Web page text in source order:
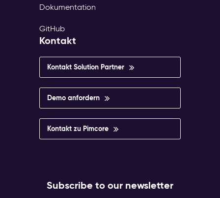
Dokumentation
GitHub
Kontakt
Kontakt Solution Partner
Demo anfordern
Kontakt zu Pimcore
Subscribe to our newsletter